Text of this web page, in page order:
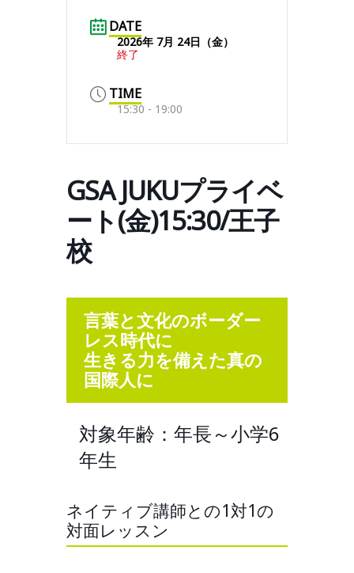
DATE
2026年 7月 24日（金）
終了
TIME
15:30 - 19:00
GSA JUKUプライベ
ート(金)15:30/王子
校
言葉と文化のボーダー
レス時代に
生きる力を備えた真の
国際人に
対象年齢：年長～小学6
年生
ネイティブ講師との1対1の
対面レッスン